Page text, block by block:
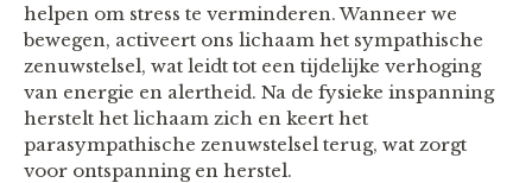
helpen om stress te verminderen. Wanneer we
bewegen, activeert ons lichaam het sympathische
zenuwstelsel, wat leidt tot een tijdelijke verhoging
van energie en alertheid. Na de fysieke inspanning
herstelt het lichaam zich en keert het
parasympathische zenuwstelsel terug, wat zorgt
voor ontspanning en herstel.